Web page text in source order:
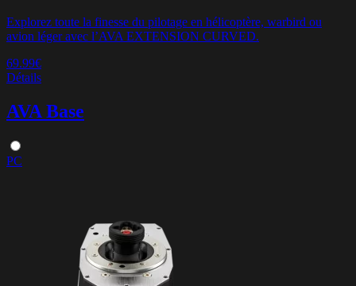
Explorez toute la finesse du pilotage en hélicoptère, warbird ou
avion léger avec l’AVA EXTENSION CURVED.
69.99€
Détails
AVA Base
PC